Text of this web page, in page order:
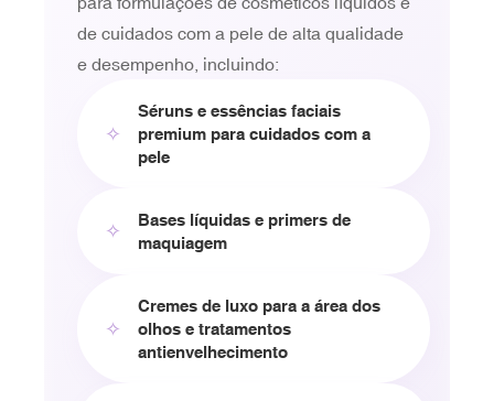
de cuidados com a pele de alta qualidade
e desempenho, incluindo:
✧
Séruns e essências faciais
premium para cuidados com a
pele
✧
Bases líquidas e primers de
maquiagem
✧
Cremes de luxo para a área dos
olhos e tratamentos
antienvelhecimento